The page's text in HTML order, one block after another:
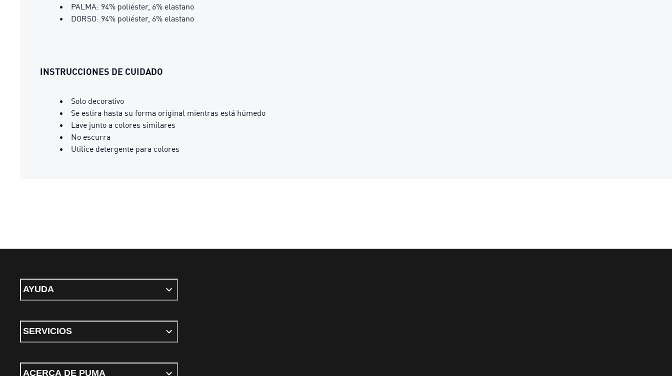
PALMA: 94% poliéster, 6% elastano
DORSO: 94% poliéster, 6% elastano
INSTRUCCIONES DE CUIDADO
Solo decorativo
Se estira hasta su forma original mientras está húmedo
Lave junto a colores similares
No escurra
Utilice detergente para colores
AYUDA
SERVICIOS
ACERCA DE PUMA